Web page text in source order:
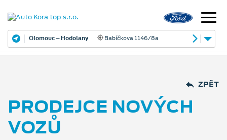
Olomouc – Hodolany Babíčkova 1146/8a
ZPĚT
PRODEJCE NOVÝCH
VOZŮ